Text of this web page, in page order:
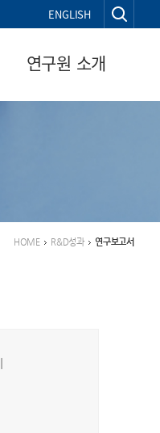
연구원 소개
ENGLISH
통합검색열기
HOME R&D성과 연구보고서